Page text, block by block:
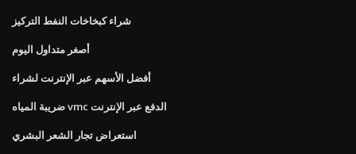
شراء كبخاخات النفط التركيز
أصغر متداول اليوم
أفضل الأسهم عبر الإنترنت لشراء
ضريبة المياه vmc الدفع عبر الإنترنت
استعراض تجار الشعر البشري